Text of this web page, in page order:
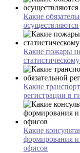
Какие
Какие пожары
Какие
регистрации в
Какие
формирования
офисов